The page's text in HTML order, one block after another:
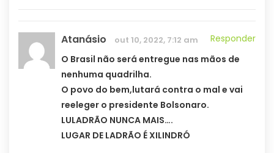
Atanásio out 10, 2022, 7:12 am
Responder
O Brasil não será entregue nas mãos de
nenhuma quadrilha.
O povo do bem,lutará contra o mal e vai
reeleger o presidente Bolsonaro.
LULADRÃO NUNCA MAIS….
LUGAR DE LADRÃO É XILINDRÓ